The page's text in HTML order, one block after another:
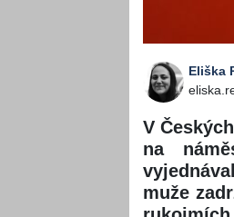
Eliška
V
na
muže